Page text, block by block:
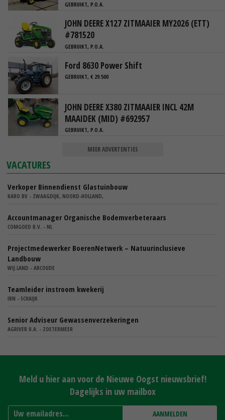
GEBRUIKT, P.O.A.
JOHN DEERE X127 ZITMAAIER MY2026 (ETT)
#781520
GEBRUIKT, P.O.A.
Ford 8630 Power Shift
GEBRUIKT, € 29.500
JOHN DEERE X380 ZITMAAIER INCL 42M
MAAIDEK (MID) #692957
GEBRUIKT, P.O.A.
MEER ADVERTENTIES
VACATURES
Verkoper Binnendienst Glastuinbouw
KARO BV - ZWAAGDIJK, NOORD-HOLLAND,
Accountmanager Organische Bodemverbeteraars
COMGOED B.V. - NL
Projectmedewerker BoerenNetwerk – Natuurinclusieve
Landbouw
WIJ.LAND - ABCOUDE
Teamleider instroom kwekerij
IBN - SCHAIJK
Senior Adviseur Gewassenverzekeringen
AGRIVER U.A. - ZOETERMEER
Meld u hier aan voor de Nieuwe Oogst nieuwsbrief!
Dagelijks in uw mailbox
AANMELDEN